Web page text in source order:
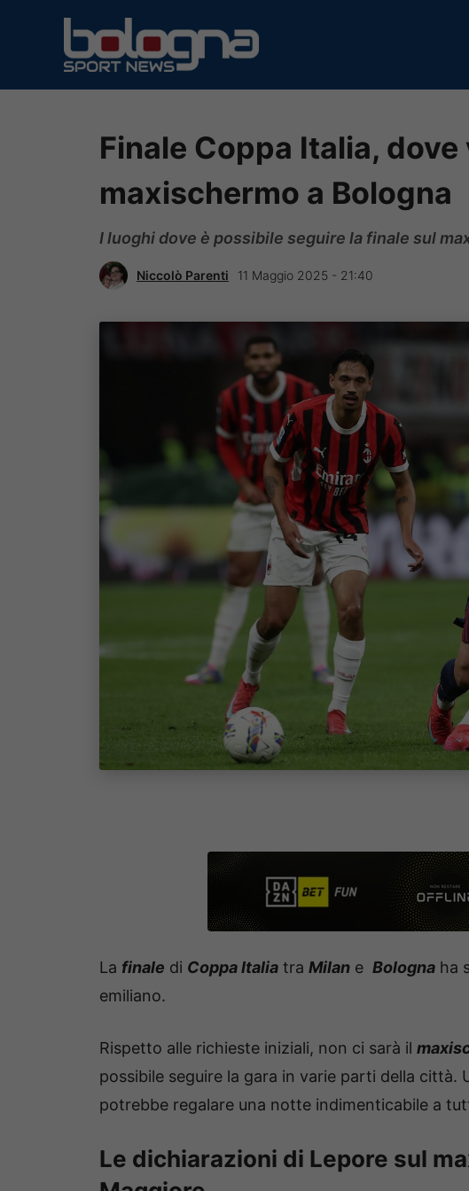
contenuto
Finale Coppa Italia,
maxischermo a Bologna
I luoghi dove è possibile seguire la finale sul
Niccolò Parenti 11 Maggio 2025 - 21:40
La finale di Coppa Italia tra Milan e Bologna ha
emiliano.
Rispetto alle richieste iniziali, non ci sarà il
possibile seguire la gara in varie parti della città.
potrebbe regalare una notte indimenticabile a
Le dichiarazioni di Lepore sul